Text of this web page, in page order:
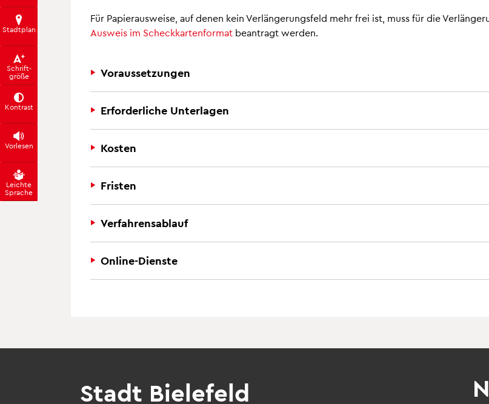
Straßeninstandhaltung und -beschilderung
Stadtplan
Schrift­
größe
Kontrast
Vorlesen
Leichte
Sprache
Für Papierausweise, auf denen kein Verlängerungsfeld mehr frei ist, muss für die
Ausweis im Scheckkartenformat beantragt werden.
Voraussetzungen
Erforderliche Unterlagen
Kosten
Fristen
Verfahrensablauf
Online-Dienste
Stadt Bielefeld